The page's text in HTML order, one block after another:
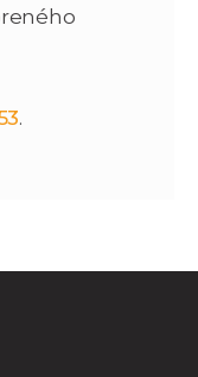
.